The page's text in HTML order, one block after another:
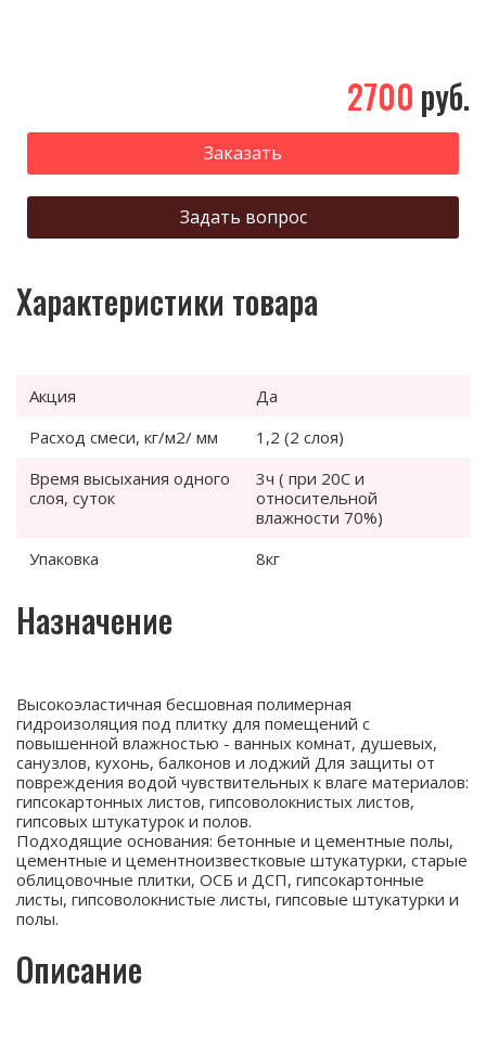
2700 руб.
Заказать
Задать вопрос
Характеристики товара
Акция
Да
Расход смеси, кг/м2/ мм
1,2 (2 слоя)
Время высыхания одного
слоя, суток
3ч ( при 20С и
относительной
влажности 70%)
Упаковка
8кг
Назначение
Высокоэластичная бесшовная полимерная
гидроизоляция под плитку для помещений с
повышенной влажностью - ванных комнат, душевых,
санузлов, кухонь, балконов и лоджий Для защиты от
повреждения водой чувствительных к влаге материалов:
гипсокартонных листов, гипсоволокнистых листов,
гипсовых штукатурок и полов.
Подходящие основания: бетонные и цементные полы,
цементные и цементноизвестковые штукатурки, старые
облицовочные плитки, ОСБ и ДСП, гипсокартонные
листы, гипсоволокнистые листы, гипсовые штукатурки и
полы.
Описание